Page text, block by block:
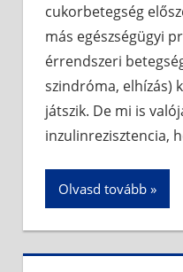
cukorbetegség
más egészségügyi
érrendszeri
szindróma, elhízás)
játszik. De mi is
inzulinrezisztencia,
Olvasd tovább